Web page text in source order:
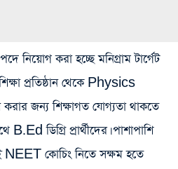
নিয়োগ করা হচ্ছে মনিগ্রাম টার্গেট
প্রতিষ্ঠান থেকে Physics
জন্য শিক্ষাগত যোগ্যতা থাকতে
ডিগ্রি প্রার্থীদের। পাশাপাশি
NEET কোচিং নিতে সক্ষম হতে